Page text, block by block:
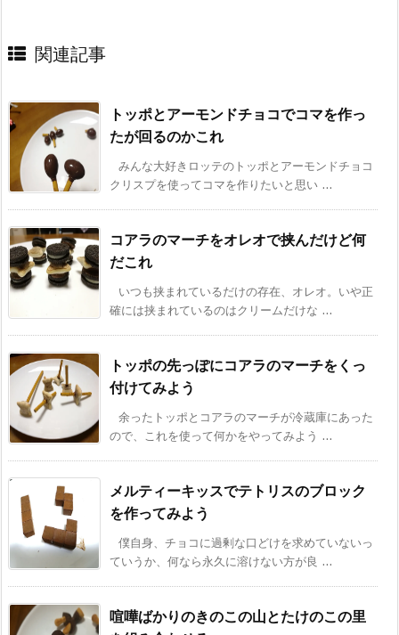
関連記事
トッポとアーモンドチョコでコマを作っ
たが回るのかこれ
みんな大好きロッテのトッポとアーモンドチョコ
クリスプを使ってコマを作りたいと思い ...
コアラのマーチをオレオで挟んだけど何
だこれ
いつも挟まれているだけの存在、オレオ。いや正
確には挟まれているのはクリームだけな ...
トッポの先っぽにコアラのマーチをくっ
付けてみよう
余ったトッポとコアラのマーチが冷蔵庫にあった
ので、これを使って何かをやってみよう ...
メルティーキッスでテトリスのブロック
を作ってみよう
僕自身、チョコに過剰な口どけを求めていないっ
ていうか、何なら永久に溶けない方が良 ...
喧嘩ばかりのきのこの山とたけのこの里